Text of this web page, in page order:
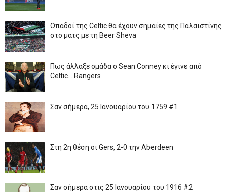
Οπαδοί της Celtic θα έχουν σημαίες της Παλαιστίνης
στο ματς με τη Beer Sheva
Πως άλλαξε ομάδα ο Sean Conney κι έγινε από
Celtic... Rangers
Σαν σήμερα, 25 Ιανουαρίου του 1759 #1
Στη 2η θέση οι Gers, 2-0 την Aberdeen
Σαν σήμερα στις 25 Ιανουαρίου του 1916 #2